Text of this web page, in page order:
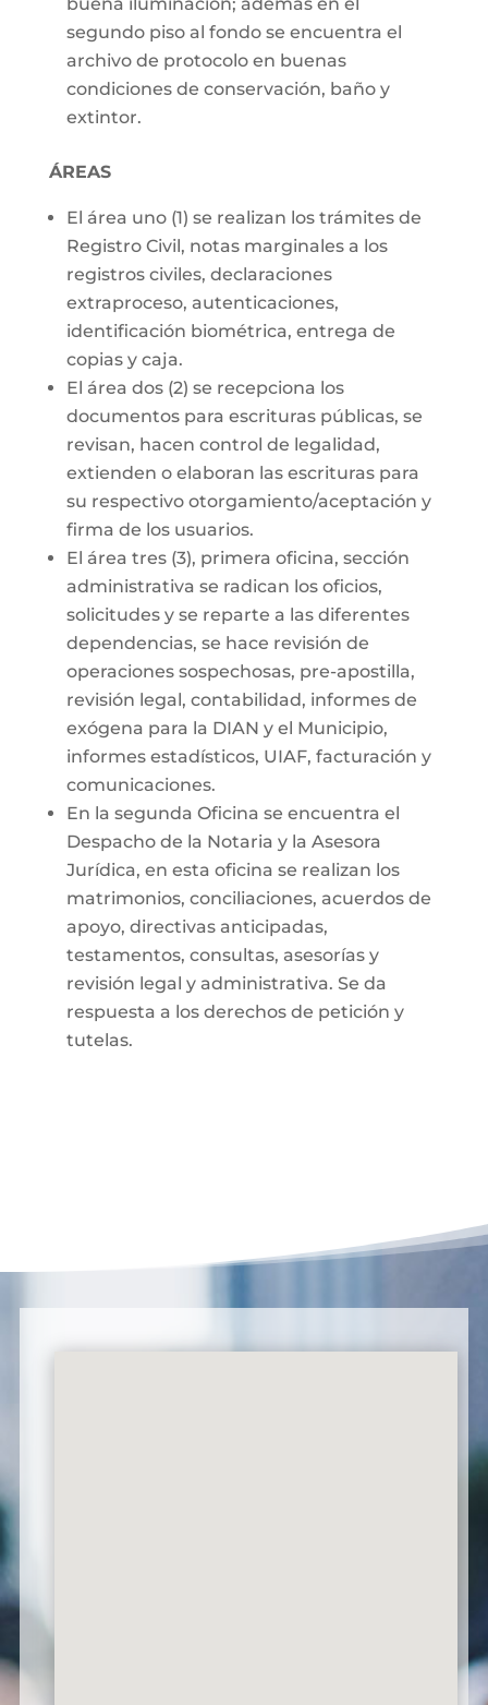
segundo piso al fondo se encuentra el
archivo de protocolo en buenas
condiciones de conservación, baño y
extintor.
ÁREAS
El área uno (1) se realizan los trámites de
Registro Civil, notas marginales a los
registros civiles, declaraciones
extraproceso, autenticaciones,
identificación biométrica, entrega de
copias y caja.
El área dos (2) se recepciona los
documentos para escrituras públicas, se
revisan, hacen control de legalidad,
extienden o elaboran las escrituras para
su respectivo otorgamiento/aceptación y
firma de los usuarios.
El área tres (3), primera oficina, sección
administrativa se radican los oficios,
solicitudes y se reparte a las diferentes
dependencias, se hace revisión de
operaciones sospechosas, pre-apostilla,
revisión legal, contabilidad, informes de
exógena para la DIAN y el Municipio,
informes estadísticos, UIAF, facturación y
comunicaciones.
En la segunda Oficina se encuentra el
Despacho de la Notaria y la Asesora
Jurídica, en esta oficina se realizan los
matrimonios, conciliaciones, acuerdos de
apoyo, directivas anticipadas,
testamentos, consultas, asesorías y
revisión legal y administrativa. Se da
respuesta a los derechos de petición y
tutelas.